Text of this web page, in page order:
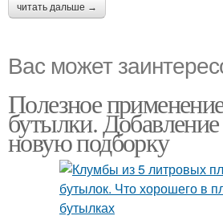
читать дальше →
Вас может
Полезное
бутылки. Добавление
новую подборку